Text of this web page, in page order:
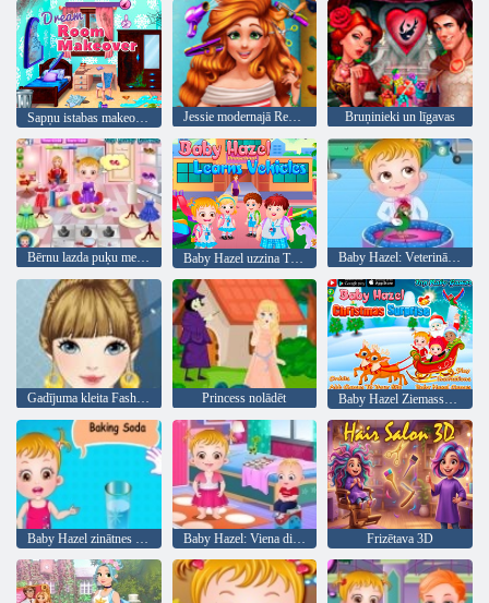
Sapņu istabas makeover Jessie modernajā Real frizūras Bruņinieki un līgavas
Bērnu lazda puķu meitene Baby Hazel uzzina Transportlīdzekļi Baby Hazel: Veterinārārsts
Princess nolādēt Baby Hazel Ziemassvētku pārsteigums
Baby Hazel: Viena diena bērnudārzā Frizētava 3D